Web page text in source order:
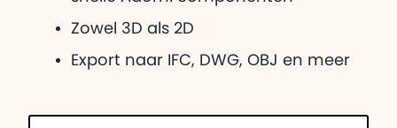
Zowel 3D als 2D
Export naar IFC, DWG, OBJ en meer